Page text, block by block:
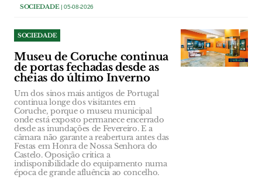
SOCIEDADE| 05-08-2026
SOCIEDADE
Museu de Coruche continua
de portas fechadas desde as
cheias do último Inverno
Um dos sinos mais antigos de Portugal
continua longe dos visitantes em
Coruche, porque o museu municipal
onde está exposto permanece encerrado
desde as inundações de Fevereiro. E a
câmara não garante a reabertura antes das
Festas em Honra de Nossa Senhora do
Castelo. Oposição critica a
indisponibilidade do equipamento numa
época de grande afluência ao concelho.